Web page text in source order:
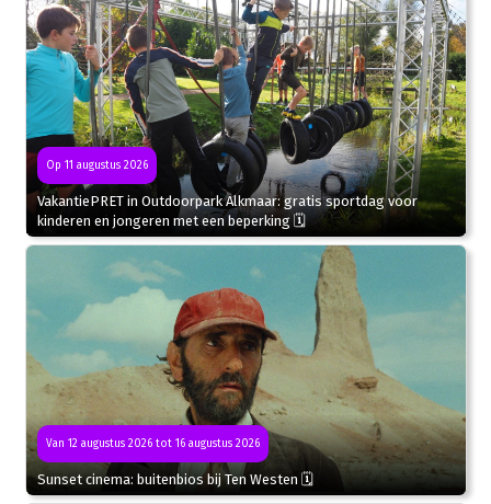
Op 11 augustus 2026
VakantiePRET in Outdoorpark Alkmaar: gratis sportdag voor
kinderen en jongeren met een beperking 🗓
Van 12 augustus 2026 tot 16 augustus 2026
Sunset cinema: buitenbios bij Ten Westen 🗓